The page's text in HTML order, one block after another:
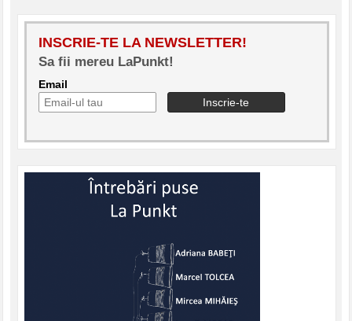
INSCRIE-TE LA NEWSLETTER!
Sa fii mereu LaPunkt!
Email